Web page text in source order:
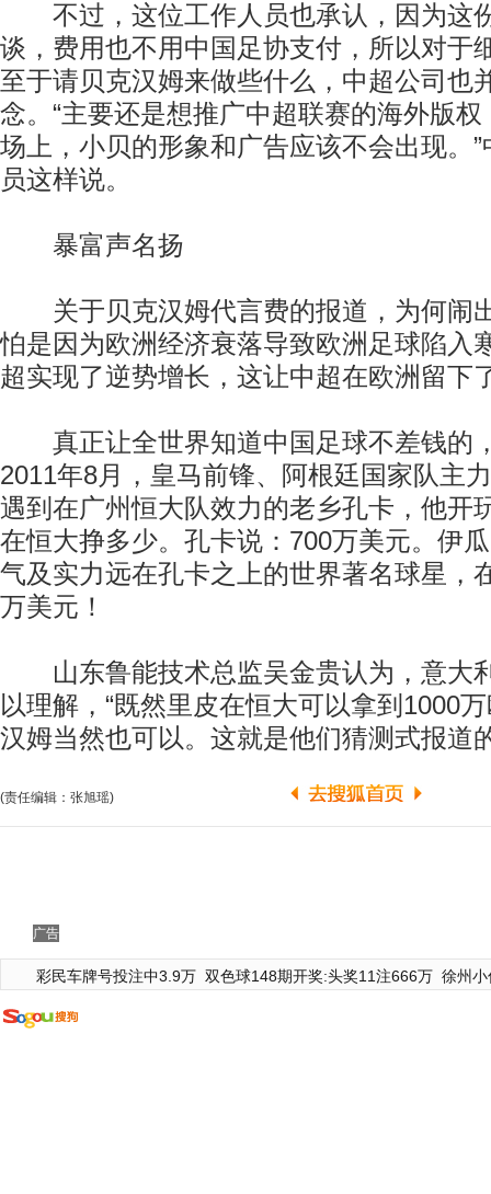
不过，这位工作人员也承认，因为这
谈，费用也不用中国足协支付，所以对于
至于请贝克汉姆来做些什么，中超公司也
念。“主要还是想推广中超联赛的海外版
场上，小贝的形象和广告应该不会出现。
员这样说。
暴富声名扬
关于贝克汉姆代言费的报道，为何闹
怕是因为欧洲经济衰落导致欧洲足球陷入
超实现了逆势增长，这让中超在欧洲留下
真正让全世界知道中国足球不差钱的
2011年8月，皇马前锋、阿根廷国家队主
遇到在广州恒大队效力的老乡孔卡，他开
在恒大挣多少。孔卡说：700万美元。伊
气及实力远在孔卡之上的世界著名球星，
万美元！
山东鲁能技术总监吴金贵认为，意大
以理解，“既然里皮在恒大可以拿到1000
汉姆当然也可以。这就是他们猜测式报道
(责任编辑：张旭瑶)
广告
彩民车牌号投注中3.9万 双色球148期开奖:头奖11注666万 徐州